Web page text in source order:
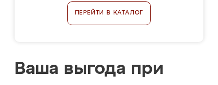
ПЕРЕЙТИ В КАТАЛОГ
Ваша выгода при